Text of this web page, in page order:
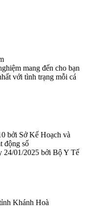
mang đến cho bạn
với tình trạng mỗi cá
bởi Sở Kế Hoạch và
động số
24/01/2025 bởi Bộ Y Tế
Khánh Hoà